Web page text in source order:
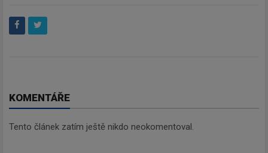
KOMENTÁŘE
Tento článek zatím ještě nikdo neokomentoval.